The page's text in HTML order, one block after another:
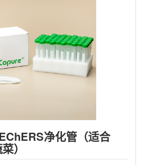
净化管（适合
）